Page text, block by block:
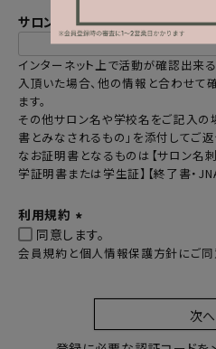
サロンHPのURLや活動がわかる
インターネット上で活動が確認出来
入頂いた場合、他の情報と合わせて
ます。
その他サロン名や学校名をご記入の
書とみなされるもの」を添付してご返
なお証明書となるものは【サロン名刺
学証明書または学生証】【終了書・
利用規約
(
必
同意します。
会員規約と個人情報保護方針にご同
次へ